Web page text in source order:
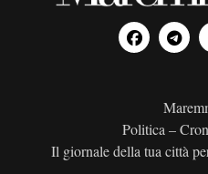
Politica –
Il giornale della tua città